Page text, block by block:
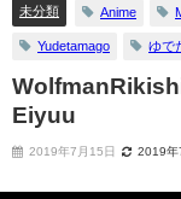
未分類 Anime
Yudetamago ゆで
Eiyuu
2019年7月15日 2019年